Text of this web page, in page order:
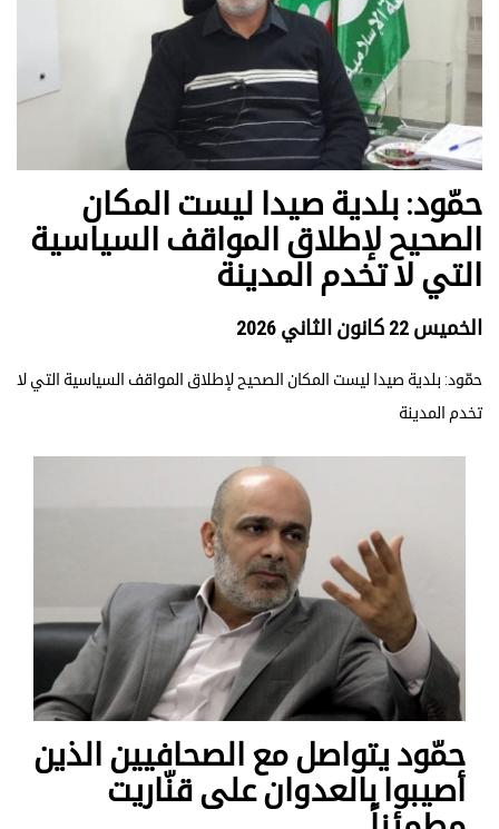
حمّود: بلدية صيدا ليست المكان
الصحيح لإطلاق المواقف السياسية
التي لا تخدم المدينة
الخميس 22 كانون الثاني 2026
حمّود: بلدية صيدا ليست المكان الصحيح لإطلاق المواقف السياسية التي لا
تخدم المدينة
حمّود يتواصل مع الصحافيين الذين
أصيبوا بالعدوان على قنّاريت